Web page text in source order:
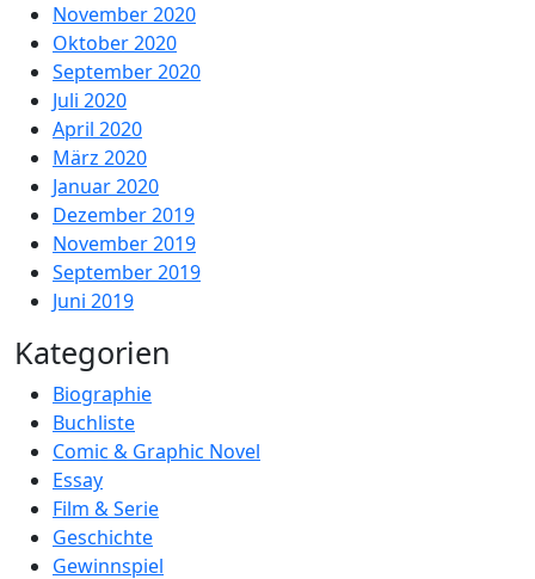
November 2020
Oktober 2020
September 2020
Juli 2020
April 2020
März 2020
Januar 2020
Dezember 2019
November 2019
September 2019
Juni 2019
Kategorien
Biographie
Buchliste
Comic & Graphic Novel
Essay
Film & Serie
Geschichte
Gewinnspiel